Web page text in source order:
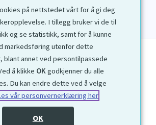
Kontakt
1972 © Galleri D40 AS
på nettstedet vårt for å gi deg
I tillegg bruker vi de til
og se statistikk, samt for å kunne
markedsføring utenfor dette
blant annet ved persontilpassede
å klikke OKgodkjenner du alle
Du kan endre dette ved å velge
vår personvernerklæring her
OK